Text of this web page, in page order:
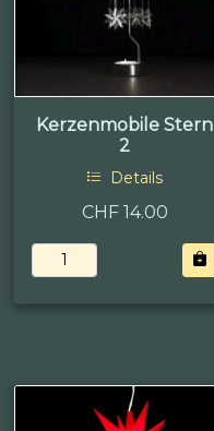
Kerzenmobile Stern
2
Details
CHF 14.00